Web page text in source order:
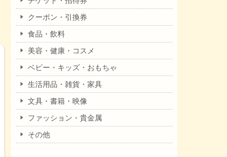
クーポン・引換券
食品・飲料
美容・健康・コスメ
ベビー・キッズ・おもちゃ
生活用品・雑貨・家具
文具・書籍・映像
ファッション・貴金属
その他